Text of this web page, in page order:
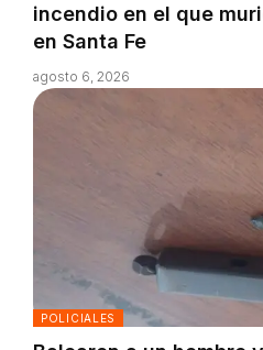
incendio en el que
en Santa Fe
agosto 6, 2026
POLICIALES